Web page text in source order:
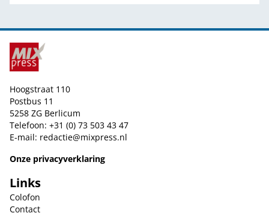
Hoogstraat 110
Postbus 11
5258 ZG Berlicum
Telefoon: +31 (0) 73 503 43 47
E-mail: redactie@mixpress.nl
Onze privacyverklaring
Links
Colofon
Contact